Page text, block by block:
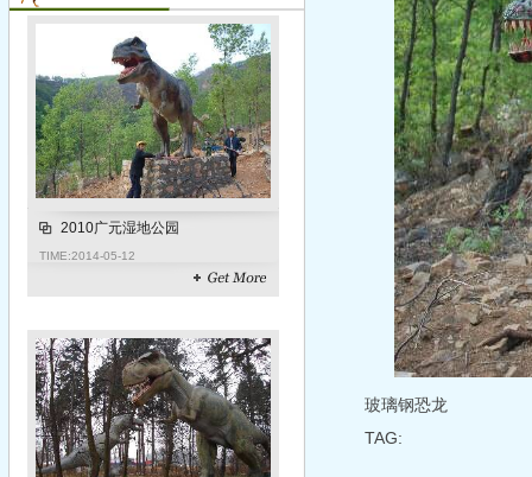
2010广元湿地公园
TIME:2014-05-12
玻璃钢恐龙
TAG: